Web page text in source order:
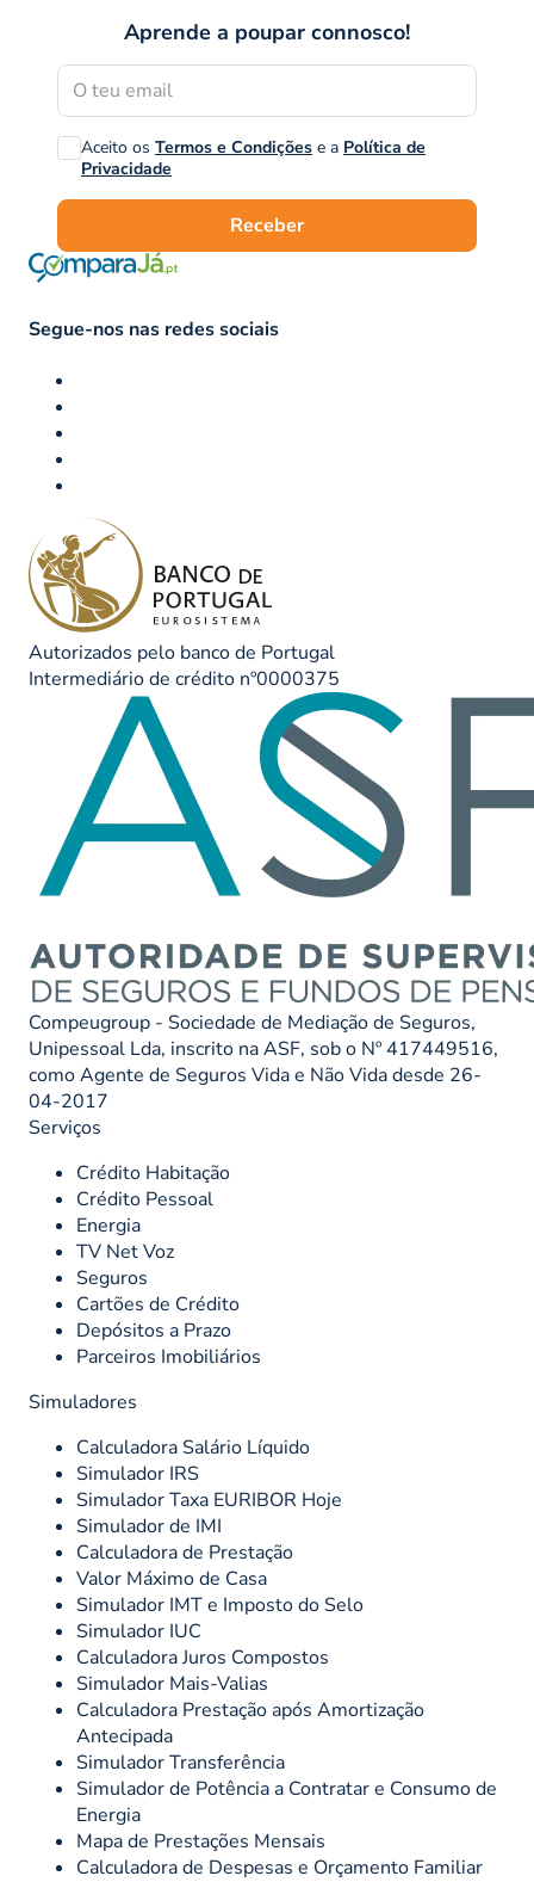
Aprende a poupar connosco!
Aceito os Termos e Condições e a Política de
Privacidade
Receber
Segue-nos nas redes sociais
Autorizados pelo banco de Portugal
Intermediário de crédito nº0000375
Compeugroup - Sociedade de Mediação de Seguros,
Unipessoal Lda, inscrito na ASF, sob o Nº 417449516,
como Agente de Seguros Vida e Não Vida desde 26-
04-2017
Serviços
Crédito Habitação
Crédito Pessoal
Energia
TV Net Voz
Seguros
Cartões de Crédito
Depósitos a Prazo
Parceiros Imobiliários
Simuladores
Calculadora Salário Líquido
Simulador IRS
Simulador Taxa EURIBOR Hoje
Simulador de IMI
Calculadora de Prestação
Valor Máximo de Casa
Simulador IMT e Imposto do Selo
Simulador IUC
Calculadora Juros Compostos
Simulador Mais-Valias
Calculadora Prestação após Amortização
Antecipada
Simulador Transferência
Simulador de Potência a Contratar e Consumo de
Energia
Mapa de Prestações Mensais
Calculadora de Despesas e Orçamento Familiar